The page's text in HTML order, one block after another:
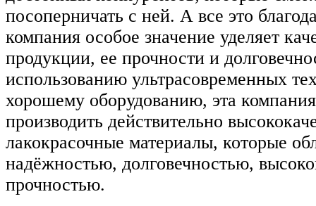
посоперничать с ней. А все это
компания особое значение уделяет
продукции, ее прочности и
использованию ультрасовременных
хорошему оборудованию, эта
производить действительно
лакокрасочные материалы, которые
надёжностью, долговечностью,
прочностью.